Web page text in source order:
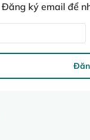
Đăng ký email để